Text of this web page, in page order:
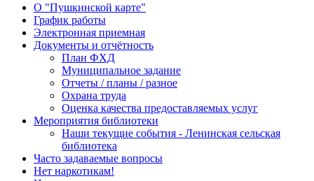
О "Пушкинской карте"
График работы
Электронная приемная
Документы и отчётность
План ФХД
Муниципальное задание
Отчеты / планы / разное
Охрана труда
Оценка качества предоставляемых услуг
Мероприятия библиотеки
Наши текущие события - Ленинская сельская
библиотека
Часто задаваемые вопросы
Нет наркотикам!